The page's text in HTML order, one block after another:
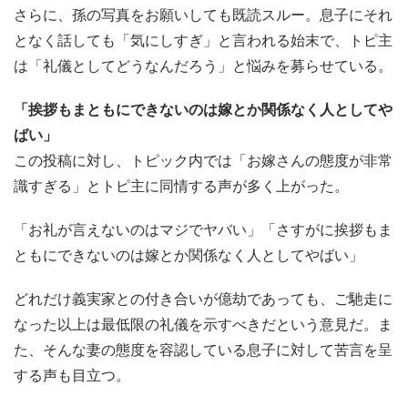
さらに、孫の写真をお願いしても既読スルー。息子にそれ
となく話しても「気にしすぎ」と言われる始末で、トピ主
は「礼儀としてどうなんだろう」と悩みを募らせている。
「挨拶もまともにできないのは嫁とか関係なく人としてや
ばい」
この投稿に対し、トピック内では「お嫁さんの態度が非常
識すぎる」とトピ主に同情する声が多く上がった。
「お礼が言えないのはマジでヤバい」「さすがに挨拶もま
ともにできないのは嫁とか関係なく人としてやばい」
どれだけ義実家との付き合いが億劫であっても、ご馳走に
なった以上は最低限の礼儀を示すべきだという意見だ。ま
た、そんな妻の態度を容認している息子に対して苦言を呈
する声も目立つ。